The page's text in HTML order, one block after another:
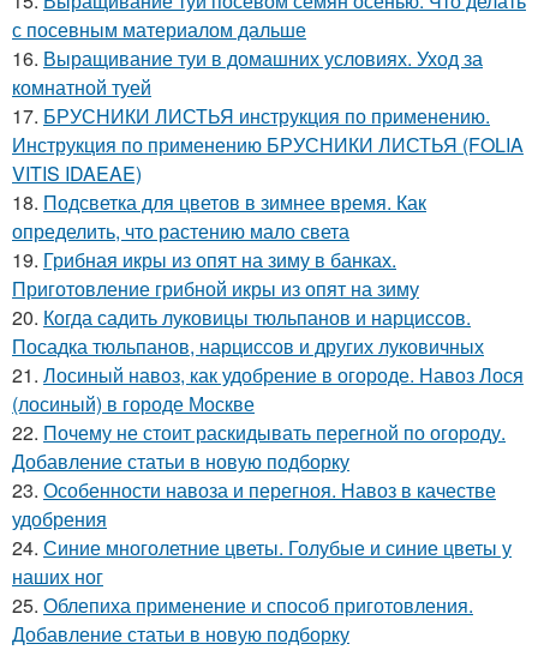
с посевным материалом дальше
16. Выращивание туи в домашних условиях. Уход за
комнатной туей
17. БРУСНИКИ ЛИСТЬЯ инструкция по применению.
Инструкция по применению БРУСНИКИ ЛИСТЬЯ (FOLIA
VITIS IDAEAE)
18. Подсветка для цветов в зимнее время. Как
определить, что растению мало света
19. Грибная икры из опят на зиму в банках.
Приготовление грибной икры из опят на зиму
20. Когда садить луковицы тюльпанов и нарциссов.
Посадка тюльпанов, нарциссов и других луковичных
21. Лосиный навоз, как удобрение в огороде. Навоз Лося
(лосиный) в городе Москве
22. Почему не стоит раскидывать перегной по огороду.
Добавление статьи в новую подборку
23. Особенности навоза и перегноя. Навоз в качестве
удобрения
24. Синие многолетние цветы. Голубые и синие цветы у
наших ног
25. Облепиха применение и способ приготовления.
Добавление статьи в новую подборку